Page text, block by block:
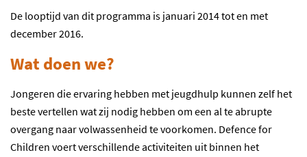
De looptijd van dit programma is januari 2014 tot en met
december 2016.
Wat doen we?
Jongeren die ervaring hebben met jeugdhulp kunnen zelf het
beste vertellen wat zij nodig hebben om een al te abrupte
overgang naar volwassenheid te voorkomen. Defence for
Children voert verschillende activiteiten uit binnen het